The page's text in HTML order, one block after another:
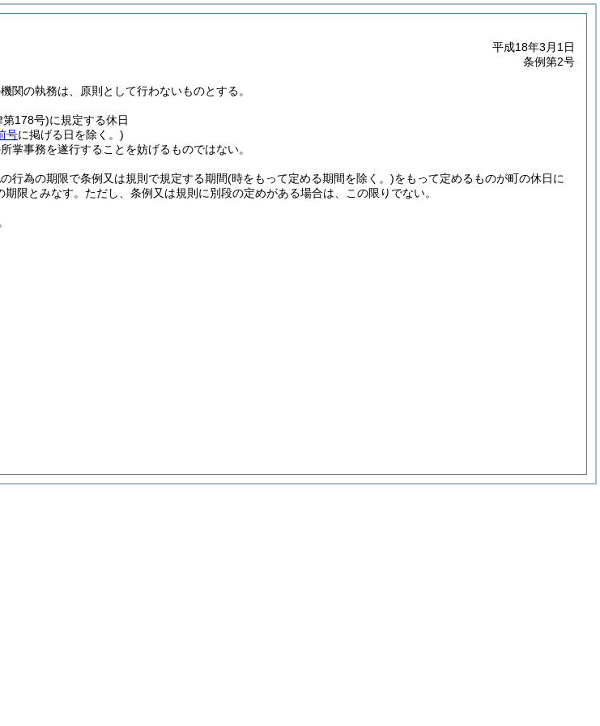
平成18年3月1日
条例第2号
関の執務は、原則として行わないものとする。
第178号)に規定する休日
号に掲げる日を除く。)
掌事務を遂行することを妨げるものではない。
行為の期限で条例又は規則で規定する期間(時をもって定める期間を除く。)をもって定めるものが町の休日に
限とみなす。 ただし、条例又は規則に別段の定めがある場合は、この限りでない。